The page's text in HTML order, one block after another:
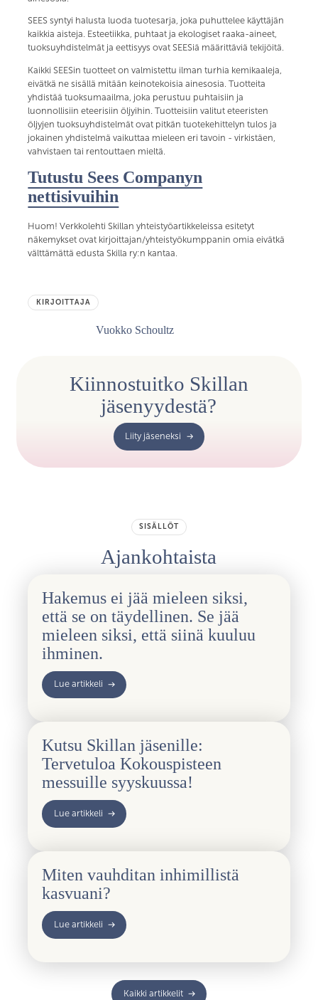
SEES syntyi halusta luoda tuotesarja, joka puhuttelee käyttäjän
kaikkia aisteja. Esteetiikka, puhtaat ja ekologiset raaka-aineet,
tuoksuyhdistelmät ja eettisyys ovat SEESiä määrittäviä tekijöitä.
Kaikki SEESin tuotteet on valmistettu ilman turhia kemikaaleja,
eivätkä ne sisällä mitään keinotekoisia ainesosia. Tuotteita
yhdistää tuoksumaailma, joka perustuu puhtaisiin ja
luonnollisiin eteerisiin öljyihin. Tuotteisiin valitut eteeristen
öljyjen tuoksuyhdistelmät ovat pitkän tuotekehittelyn tulos ja
jokainen yhdistelmä vaikuttaa mieleen eri tavoin - virkistäen,
vahvistaen tai rentouttaen mieltä.
Tutustu Sees Companyn
nettisivuihin
Huom! Verkkolehti Skillan yhteistyöartikkeleissa esitetyt
näkemykset ovat kirjoittajan/yhteistyökumppanin omia eivätkä
välttämättä edusta Skilla ry:n kantaa.
KIRJOITTAJA
Vuokko Schoultz
Kiinnostuitko Skillan
jäsenyydestä?
Liity jäseneksi
SISÄLLÖT
Ajankohtaista
Hakemus ei jää mieleen siksi,
että se on täydellinen. Se jää
mieleen siksi, että siinä kuuluu
ihminen.
Lue artikkeli
Kutsu Skillan jäsenille:
Tervetuloa Kokouspisteen
messuille syyskuussa!
Lue artikkeli
Miten vauhditan inhimillistä
kasvuani?
Lue artikkeli
Kaikki artikkelit